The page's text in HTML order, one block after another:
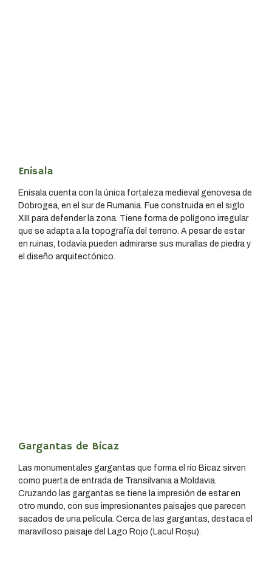
Enisala
Enisala cuenta con la única fortaleza medieval genovesa de
Dobrogea, en el sur de Rumania. Fue construida en el siglo
XIII para defender la zona. Tiene forma de polígono irregular
que se adapta a la topografía del terreno. A pesar de estar
en ruinas, todavía pueden admirarse sus murallas de piedra y
el diseño arquitectónico.
Gargantas de Bicaz
Las monumentales gargantas que forma el río Bicaz sirven
como puerta de entrada de Transilvania a Moldavia.
Cruzando las gargantas se tiene la impresión de estar en
otro mundo, con sus impresionantes paisajes que parecen
sacados de una película. Cerca de las gargantas, destaca el
maravilloso paisaje del Lago Rojo (Lacul Roșu).